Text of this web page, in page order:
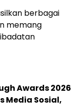
berbagai
memang
Awards 2026
Media Sosial,